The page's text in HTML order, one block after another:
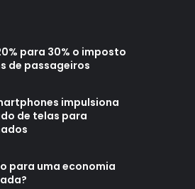
para 30% o imposto
de passageiros
impulsiona
de telas para
para uma economia